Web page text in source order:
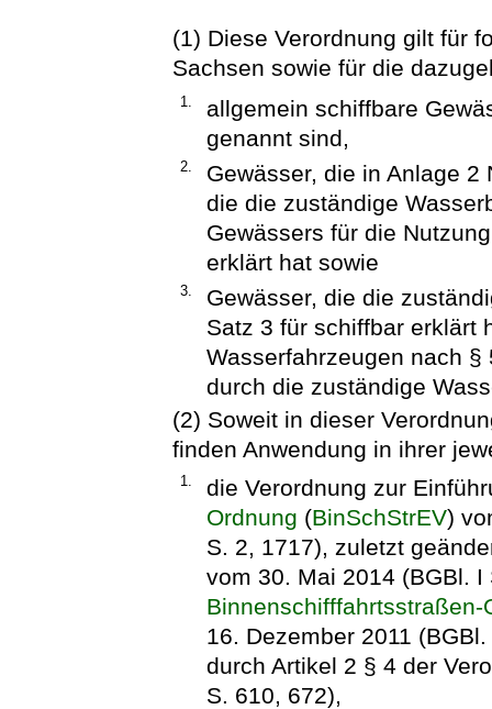
(1) Diese Verordnung gilt für
Sachsen sowie für die
1.
allgemein schiffbare
genannt sind,
2.
Gewässer, die in Anlage 2
die die zuständige
Gewässers für die
erklärt hat sowie
3.
Gewässer, die die
Satz 3 für schiffbar erklärt
Wasserfahrzeugen nach
durch die zuständige
(2) Soweit in dieser
finden Anwendung in ihrer
1. die Verordnung zur
Ordnung (BinSchStrEV)
S. 2, 1717), zuletzt
vom 30. Mai 2014 (BGBl.
Binnenschifffahrtsstraßen-
16. Dezember 2011
durch Artikel 2 § 4 der
S. 610, 672),